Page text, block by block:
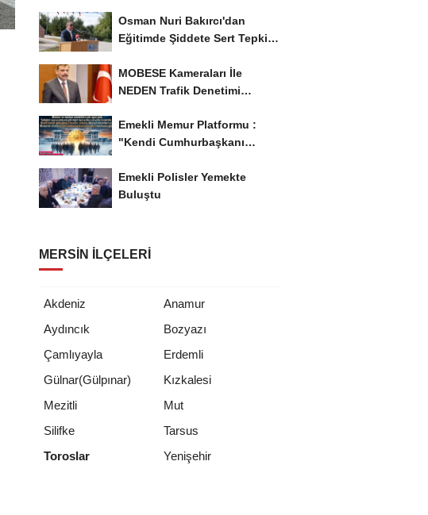
Osman Nuri Bakırcı'dan
Eğitimde Şiddete Sert Tepki:
MOBESE Kameraları İle
NEDEN Trafik Denetimi
Emekli Memur Platformu :
"Kendi Cumhurbaşkanı
Emekli Polisler Yemekte
Buluştu
MERSIN İLÇELERI
Akdeniz
Anamur
Aydıncık
Bozyazı
Çamlıyayla
Erdemli
Gülnar(Gülpınar)
Kızkalesi
Mezitli
Mut
Silifke
Tarsus
Toroslar
Yenişehir